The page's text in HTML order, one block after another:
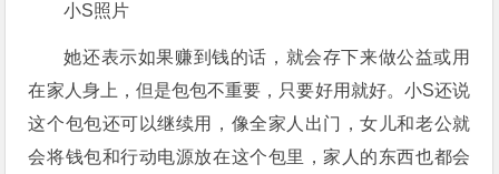
小S照片
她还表示如果赚到钱的话，就会存下来做公益或用
在家人身上，但是包包不重要，只要好用就好。小S还说
这个包包还可以继续用，像全家人出门，女儿和老公就
会将钱包和行动电源放在这个包里，家人的东西也都会